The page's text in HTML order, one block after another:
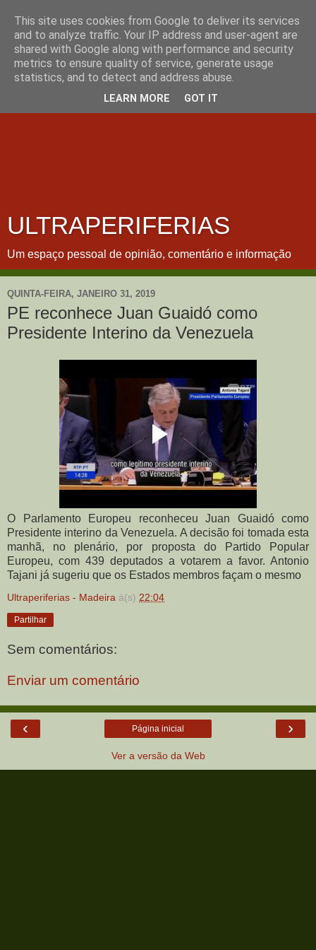
ULTRAPERIFERIAS
Um espaço pessoal de opinião, comentário e informação
QUINTA-FEIRA, JANEIRO 31, 2019
PE reconhece Juan Guaidó como
Presidente Interino da Venezuela
O Parlamento Europeu reconheceu Juan Guaidó como
Presidente interino da Venezuela. A decisão foi tomada esta
manhã, no plenário, por proposta do Partido Popular
Europeu, com 439 deputados a votarem a favor. Antonio
Tajani já sugeriu que os Estados membros façam o mesmo
Ultraperiferias - Madeira à(s) 22:04
Partilhar
Sem comentários:
Enviar um comentário
‹ ›
Página inicial
Ver a versão da Web
This site uses cookies from Google to deliver its services
and to analyze traffic. Your IP address and user-agent are
shared with Google along with performance and security
metrics to ensure quality of service, generate usage
statistics, and to detect and address abuse.
LEARN MORE GOT IT